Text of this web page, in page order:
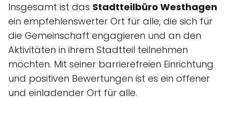
Insgesamt ist das Stadtteilbüro Westhagen
ein empfehlenswerter Ort für alle, die sich für
die Gemeinschaft engagieren und an den
Aktivitäten in ihrem Stadtteil teilnehmen
möchten. Mit seiner barrierefreien Einrichtung
und positiven Bewertungen ist es ein offener
und einladender Ort für alle.